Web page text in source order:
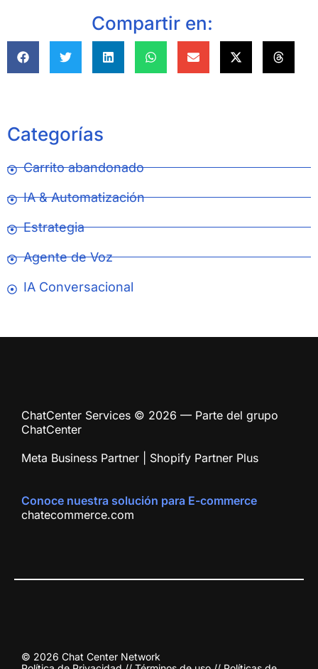
Compartir en:
Categorías
Carrito abandonado
IA & Automatización
Estrategia
Agente de Voz
IA Conversacional
ChatCenter Services © 2026 — Parte del grupo
ChatCenter
Meta Business Partner | Shopify Partner Plus
Conoce nuestra solución para E-commerce
chatecommerce.com
© 2026 Chat Center Network